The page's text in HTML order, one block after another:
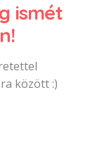
ismét
között :)